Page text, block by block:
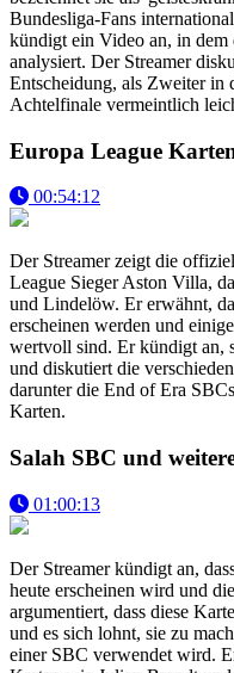
Bundesliga-Fans
kündigt ein Video an, in dem
analysiert. Der Streamer
Entscheidung, als Zweiter in
Achtelfinale vermeintlich
Europa League
00:54:12
Der Streamer zeigt die
League Sieger Aston Villa,
und Lindelöw. Er erwähnt,
erscheinen werden und
wertvoll sind. Er kündigt an,
und diskutiert die
darunter die End of Era
Karten.
Salah SBC und
01:00:13
Der Streamer kündigt an,
heute erscheinen wird und
argumentiert, dass diese
und es sich lohnt, sie zu
einer SBC verwendet wird.